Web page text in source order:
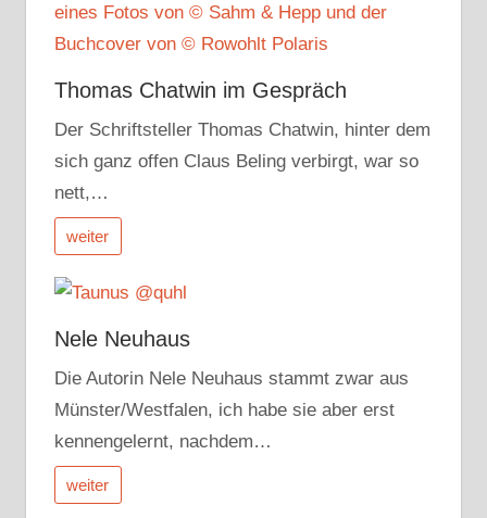
Thomas Chatwin im Gespräch
Der Schriftsteller Thomas Chatwin, hinter dem
sich ganz offen Claus Beling verbirgt, war so
nett,…
weiter
Nele Neuhaus
Die Autorin Nele Neuhaus stammt zwar aus
Münster/Westfalen, ich habe sie aber erst
kennengelernt, nachdem…
weiter